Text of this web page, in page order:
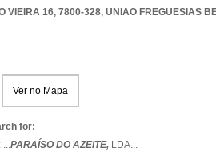
VIEIRA 16, 7800-328, UNIAO FREGUESIAS
Ver no Mapa
for:
...PARAÍSO DO AZEITE, LDA...